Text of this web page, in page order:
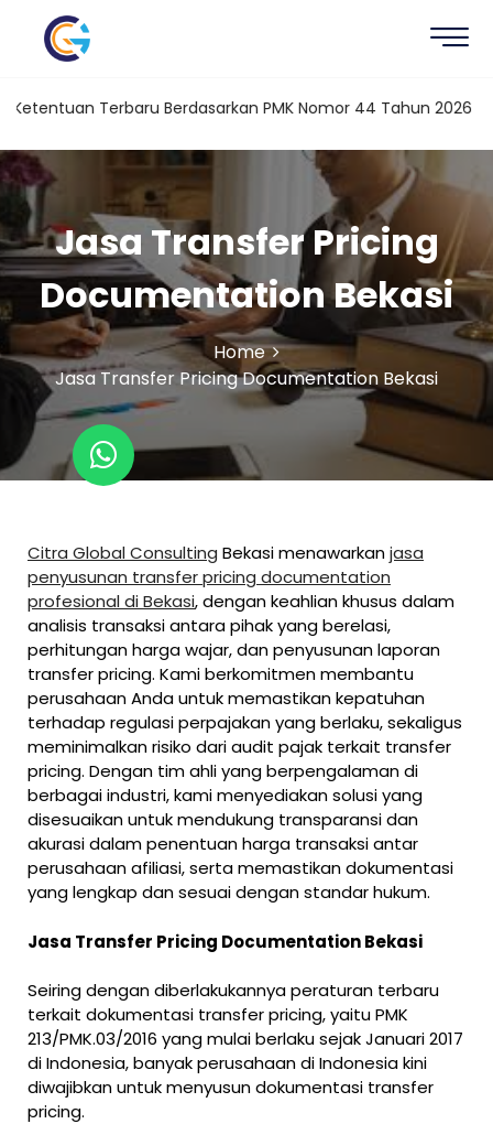
Terbaru Berdasarkan PMK Nomor 44 Tahun 2026
Jasa Transfer Pricing
Documentation Bekasi
Home
Jasa Transfer Pricing Documentation Bekasi
Citra Global Consulting Bekasi menawarkanjasa
penyusunan transfer pricing documentation
profesional di Bekasi, dengan keahlian khusus dalam
analisis transaksi antara pihak yang berelasi,
perhitungan harga wajar, dan penyusunan laporan
transfer pricing. Kami berkomitmen membantu
perusahaan Anda untuk memastikan kepatuhan
terhadap regulasi perpajakan yang berlaku, sekaligus
meminimalkan risiko dari audit pajak terkait transfer
pricing. Dengan tim ahli yang berpengalaman di
berbagai industri, kami menyediakan solusi yang
disesuaikan untuk mendukung transparansi dan
akurasi dalam penentuan harga transaksi antar
perusahaan afiliasi, serta memastikan dokumentasi
yang lengkap dan sesuai dengan standar hukum.
Jasa Transfer Pricing Documentation Bekasi
Seiring dengan diberlakukannya peraturan terbaru
terkait dokumentasi transfer pricing, yaitu PMK
213/PMK.03/2016 yang mulai berlaku sejak Januari 2017
di Indonesia, banyak perusahaan di Indonesia kini
diwajibkan untuk menyusun dokumentasi transfer
pricing.